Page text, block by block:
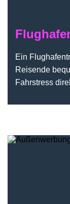
Ein
Reisende
Fahrstress
Außenwerbung